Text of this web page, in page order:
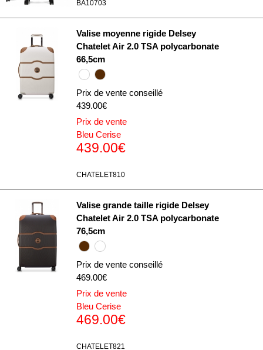
BA10703
Valise moyenne rigide Delsey
Chatelet Air 2.0 TSA polycarbonate
66,5cm
Prix de vente conseillé
439.00€
Prix de vente
Bleu Cerise
439.00€
CHATELET810
Valise grande taille rigide Delsey
Chatelet Air 2.0 TSA polycarbonate
76,5cm
Prix de vente conseillé
469.00€
Prix de vente
Bleu Cerise
469.00€
CHATELET821